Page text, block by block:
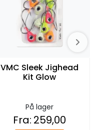
VMC Sleek Jighead
Kit Glow
På lager
Fra: 259,00